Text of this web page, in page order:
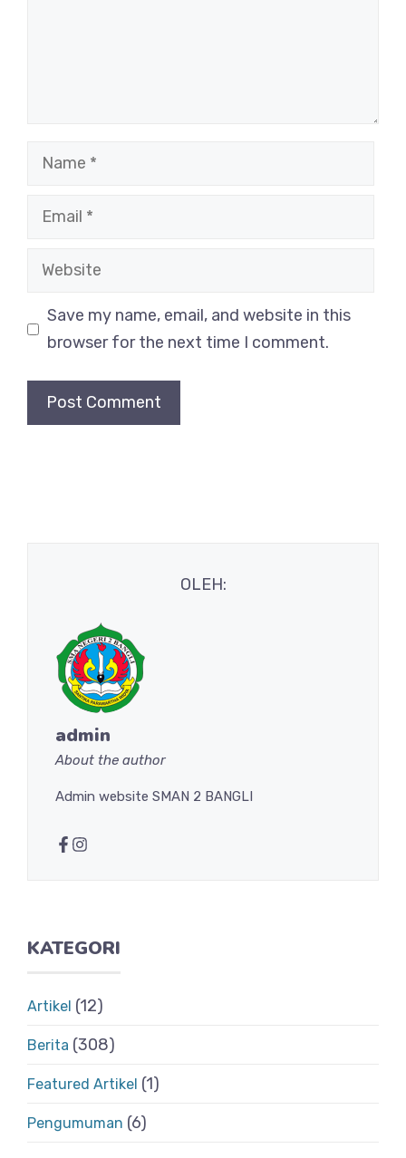
Name
Email
Website
Save my name, email, and website in this
browser for the next time I comment.
OLEH:
admin
About the author
Admin website SMAN 2 BANGLI
KATEGORI
Artikel (12)
Berita (308)
Featured Artikel (1)
Pengumuman (6)